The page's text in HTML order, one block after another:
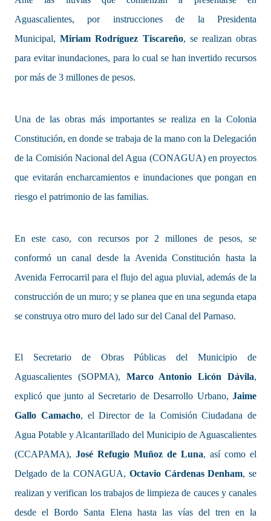
Aguascalientes, por instrucciones de la Presidenta
Municipal,Miriam Rodríguez Tiscareño, se realizan obras
para evitar inundaciones, para lo cual se han invertido recursos
por más de 3 millones de pesos.
Una de las obras más importantes se realiza en la Colonia
Constitución, en donde se trabaja de la mano con la Delegación
de la Comisión Nacional del Agua (CONAGUA) en proyectos
que evitarán encharcamientos e inundaciones que pongan en
riesgo el patrimonio de las familias.
En este caso, con recursos por 2 millones de pesos, se
conformó un canal desde la Avenida Constitución hasta la
Avenida Ferrocarril para el flujo del agua pluvial, además de la
construcción de un muro; y se planea que en una segunda etapa
se construya otro muro del lado sur del Canal del Parnaso.
El Secretario de Obras Públicas del Municipio de
Aguascalientes (SOPMA), Marco Antonio Licón Dávila,
explicó que junto al Secretario de Desarrollo Urbano, Jaime
Gallo Camacho, el Director de la Comisión Ciudadana de
Agua Potable y Alcantarillado del Municipio de Aguascalientes
(CCAPAMA), José Refugio Muñoz de Luna, así como el
Delgado de la CONAGUA, Octavio Cárdenas Denham, se
realizan y verifican los trabajos de limpieza de cauces y canales
desde el Bordo Santa Elena hasta las vías del tren en la